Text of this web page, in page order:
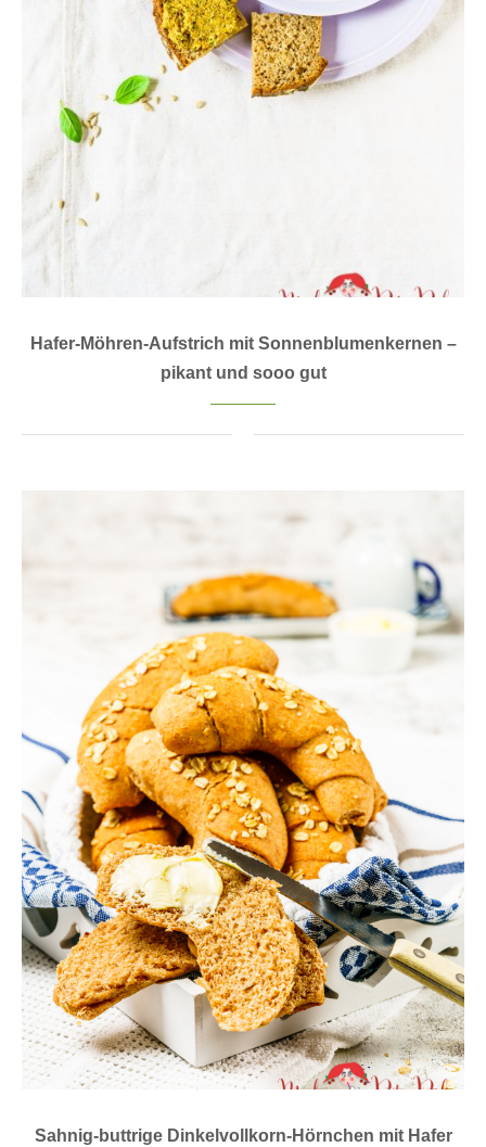
Hafer-Möhren-Aufstrich mit Sonnenblumenkernen –
pikant und sooo gut
Sahnig-buttrige Dinkelvollkorn-Hörnchen mit Hafer